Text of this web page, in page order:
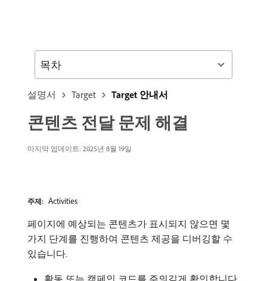
설명서 Target Target 안내서
콘텐츠 전달 문제 해결
마지막 업데이트: 2025년 8월 19일
주제: Activities
페이지에 예상되는 콘텐츠가 표시되지 않으면 몇
가지 단계를 진행하여 콘텐츠 제공을 디버깅할 수
있습니다.
활동 또는 캠페인 코드를 주의깊게 확인합니다.
목차